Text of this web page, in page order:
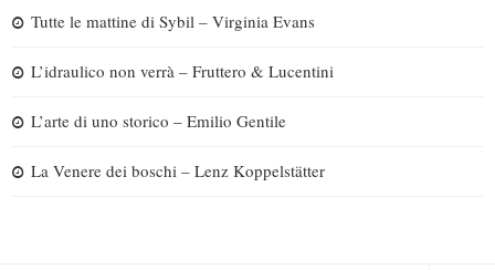
Tutte le mattine di Sybil – Virginia Evans
L’idraulico non verrà – Fruttero & Lucentini
L’arte di uno storico – Emilio Gentile
La Venere dei boschi – Lenz Koppelstätter